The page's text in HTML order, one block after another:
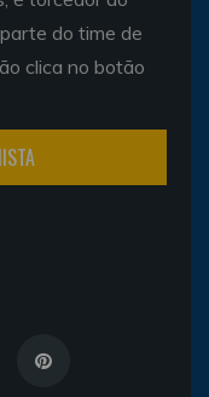
do time de
clica no botão